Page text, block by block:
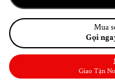
Mua
Gọi
Giao Tận